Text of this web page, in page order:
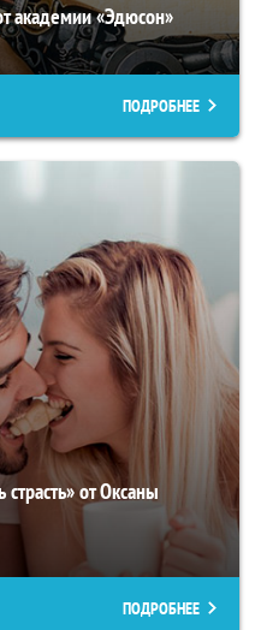
академии «Эдюсон»
ПОДРОБНЕЕ
от Оксаны
ПОДРОБНЕЕ